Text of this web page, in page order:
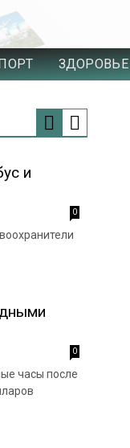
ЗДОРОВЬЕ
и
0
0
часы после